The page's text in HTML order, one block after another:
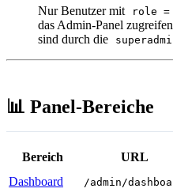
Nur Benutzer mit
role =
das Admin-Panel
sind durch die
📊 Panel-Bereiche
Bereich URL
Dashboard
/admin/